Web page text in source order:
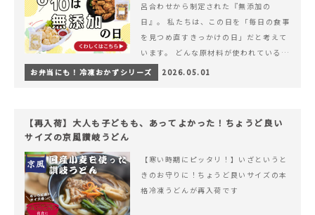
呂合わせから制定された『無添加の
日』。 私たちは、この日を「毎日の食事
を見つめ直すきっかけの日」だと考えて
います。 どんな原材料が使われているの
か。 どのようにつくられているのか。&
hellip; 続きを読む 【6月10日（無添加
お弁当にも！冷凍おかずシリーズ 2026.05.01
【再入荷】大人も子どもも、あってよかった！ちょうど良い
サイズの京風讃岐うどん
【寒い時期にピッタリ！】いざというと
きのお守りに！ちょうど良いサイズの本
格冷凍うどんが再入荷です